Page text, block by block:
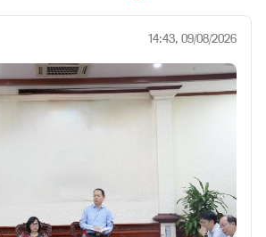
14:43, 09/08/2026